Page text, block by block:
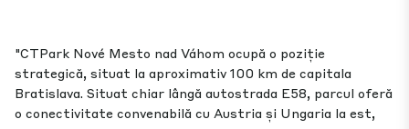
"CTPark Nové Mesto nad Váhom ocupă o poziție
strategică, situat la aproximativ 100 km de capitala
Bratislava. Situat chiar lângă autostrada E58, parcul oferă
o conectivitate convenabilă cu Austria și Ungaria la est,